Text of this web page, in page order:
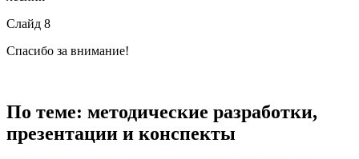
Слайд 8
Спасибо за внимание!
По теме: методические разработки,
презентации и конспекты